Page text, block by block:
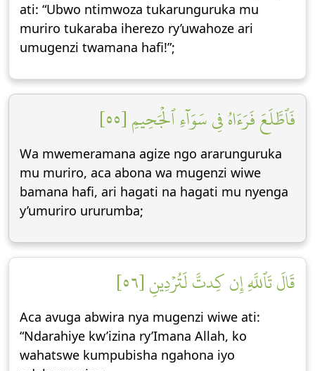
ati: “Ubwo ntimwoza tukarunguruka mu
muriro tukaraba iherezo ry’uwahoze ari
umugenzi twamana hafi!”;
فَٱطَّلَعَ فَرَءَاهُ فِي سَوَآءِ ٱلۡجَحِيمِ [٥٥]
Wa mwemeramana agize ngo ararunguruka
mu muriro, aca abona wa mugenzi wiwe
bamana hafi, ari hagati na hagati mu nyenga
y’umuriro ururumba;
قَالَ تَٱللَّهِ إِن كِدتَّ لَتُرۡدِينِ [٥٦]
Aca avuga abwira nya mugenzi wiwe ati:
“Ndarahiye kw’izina ry’Imana Allah, ko
wahatswe kumpubisha ngahona iyo